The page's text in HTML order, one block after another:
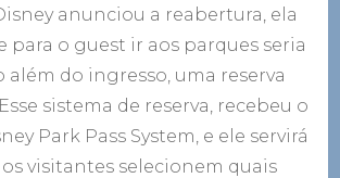
parques
de
anunciou a reabertura, ela
para o guest ir aos parques seria
além do ingresso, uma reserva
sistema de reserva, recebeu o
Park Pass System, e ele servirá
visitantes selecionem quais